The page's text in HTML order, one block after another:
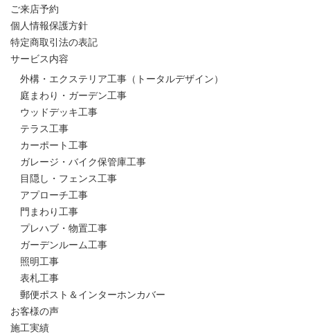
ご来店予約
個人情報保護方針
特定商取引法の表記
サービス内容
外構・エクステリア工事（トータルデザイン）
庭まわり・ガーデン工事
ウッドデッキ工事
テラス工事
カーポート工事
ガレージ・バイク保管庫工事
目隠し・フェンス工事
アプローチ工事
門まわり工事
プレハブ・物置工事
ガーデンルーム工事
照明工事
表札工事
郵便ポスト＆インターホンカバー
お客様の声
施工実績